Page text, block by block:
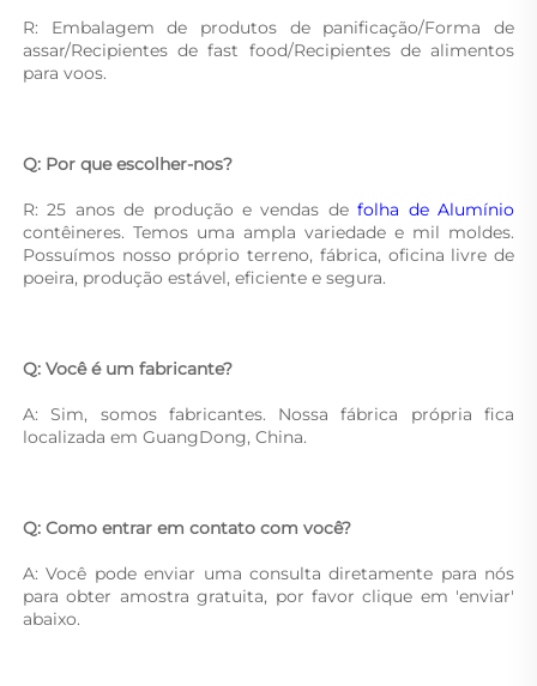
R: Embalagem de produtos de panificação/Forma de
assar/Recipientes de fast food/Recipientes de alimentos
para voos.
Q: Por que escolher-nos?
R: 25 anos de produção e vendas de
contêineres. Temos uma ampla variedade e mil moldes.
Possuímos nosso próprio terreno, fábrica, oficina livre de
poeira, produção estável, eficiente e segura.
Q: Você é um fabricante?
A: Sim, somos fabricantes. Nossa fábrica própria fica
localizada em GuangDong, China.
Q: Como entrar em contato com você?
A: Você pode enviar uma consulta diretamente para nós
para obter amostra gratuita, por favor clique em 'enviar'
abaixo.